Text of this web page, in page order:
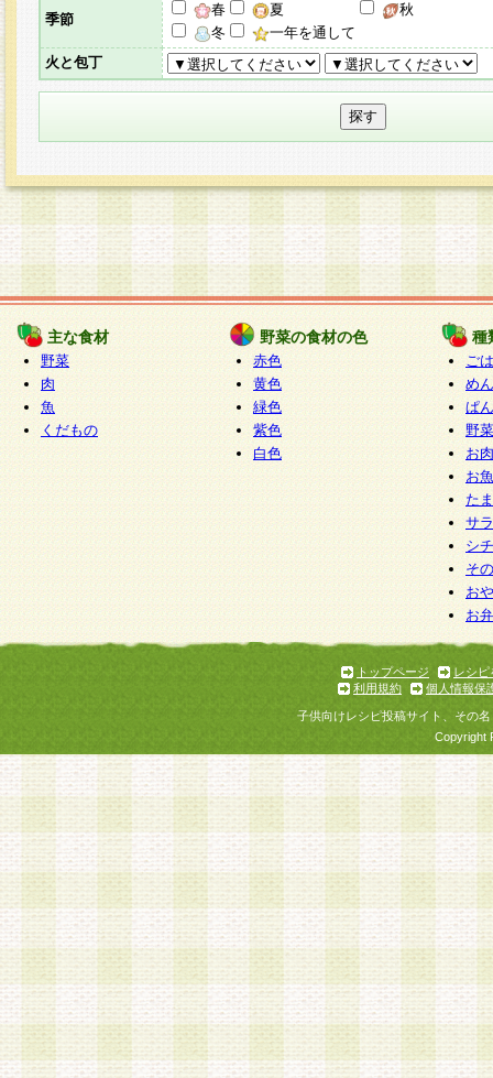
季節
春 夏
秋
冬
一年を通して
火と包丁
主な食材
野菜
肉
魚
くだもの
野菜の食材の色
赤色
黄色
緑色
紫色
白色
種
ご
めん
ぱん
野
お
お
た
サ
シ
そ
お
お
トップページ
レシピ
利用規約
個人情報保
子供向けレシピ投稿サイト、その
Copyright